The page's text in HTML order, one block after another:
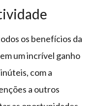
os benefícios da
um incrível ganho
com a
a outros